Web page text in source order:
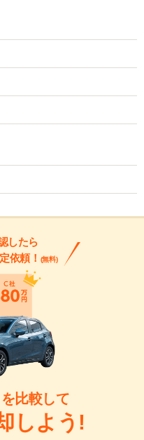
したら
依頼！ (無料)
比較して
しよう!